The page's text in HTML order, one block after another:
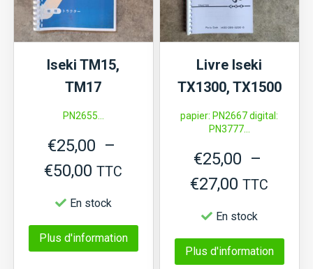
Iseki TM15,
TM17
PN2655...
€25,00 –
€50,00 Plage
de
prix :
€25,00
TTC
En stock
Plus d'information
Livre Iseki
TX1300, TX1500
papier: PN2667 digital:
PN3777...
€25,00 –
€27,00 Plage
de
prix :
€25,00
TTC
En stock
Plus d'information